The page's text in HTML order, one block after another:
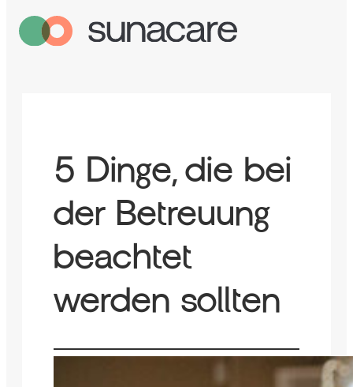
5 Dinge, die bei
der Betreuung
beachtet
werden sollten